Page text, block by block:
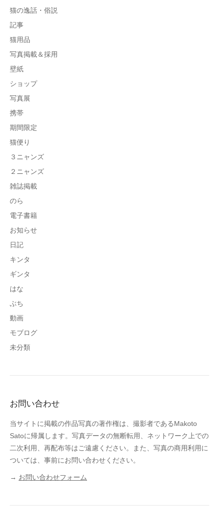
猫の逸話・俗説
記事
猫用品
写真掲載＆採用
壁紙
ショップ
写真展
携帯
期間限定
猫便り
３ニャンズ
２ニャンズ
雑誌掲載
のら
電子書籍
お知らせ
日記
キンタ
ギンタ
はな
ぶち
動画
モブログ
未分類
お問い合わせ
当サイトに掲載の作品写真の著作権は、撮影者であるMakoto
Satoに帰属します。写真データの無断転用、ネットワーク上での
二次利用、再配布等はご遠慮ください。また、写真の商用利用に
ついては、事前にお問い合わせください。
→ お問い合わせフォーム